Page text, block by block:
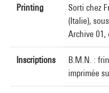
Printing
Sorti chez
(Italie),
Archive 01,
Inscriptions
B.M.N. :
imprimée